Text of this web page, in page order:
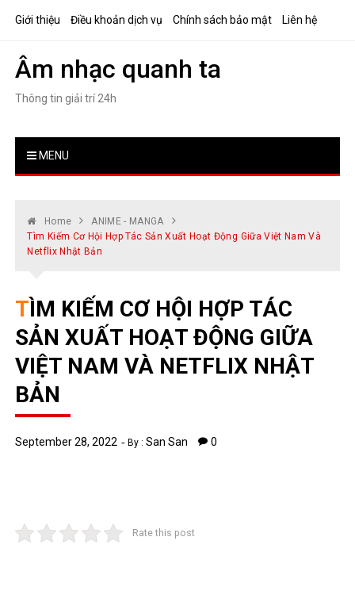
Giới thiệu Điều khoản dịch vụ Chính sách bảo mật Liên hệ
Âm nhạc quanh ta
Thông tin giải trí 24h
MENU
Home
ANIME - MANGA
Tìm Kiếm Cơ Hội Hợp Tác Sản Xuất Hoạt Động Giữa Việt Nam Và
Netflix Nhật Bản
TÌM KIẾM CƠ HỘI HỢP TÁC
SẢN XUẤT HOẠT ĐỘNG GIỮA
VIỆT NAM VÀ NETFLIX NHẬT
BẢN
September 28, 2022 By :San San 0
Rate this post